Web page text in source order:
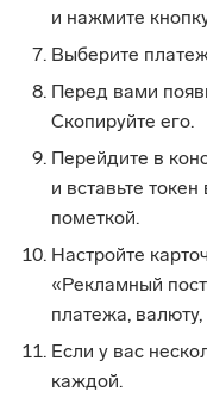
и нажмите
Выберите
Перед вами
Скопируйте его.
Перейдите в
и вставьте
пометкой.
Настройте
«Рекламный
платежа, валюту,
Если у вас
каждой.